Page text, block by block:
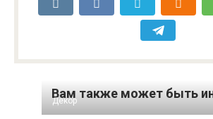
Вам также может быть
Декор